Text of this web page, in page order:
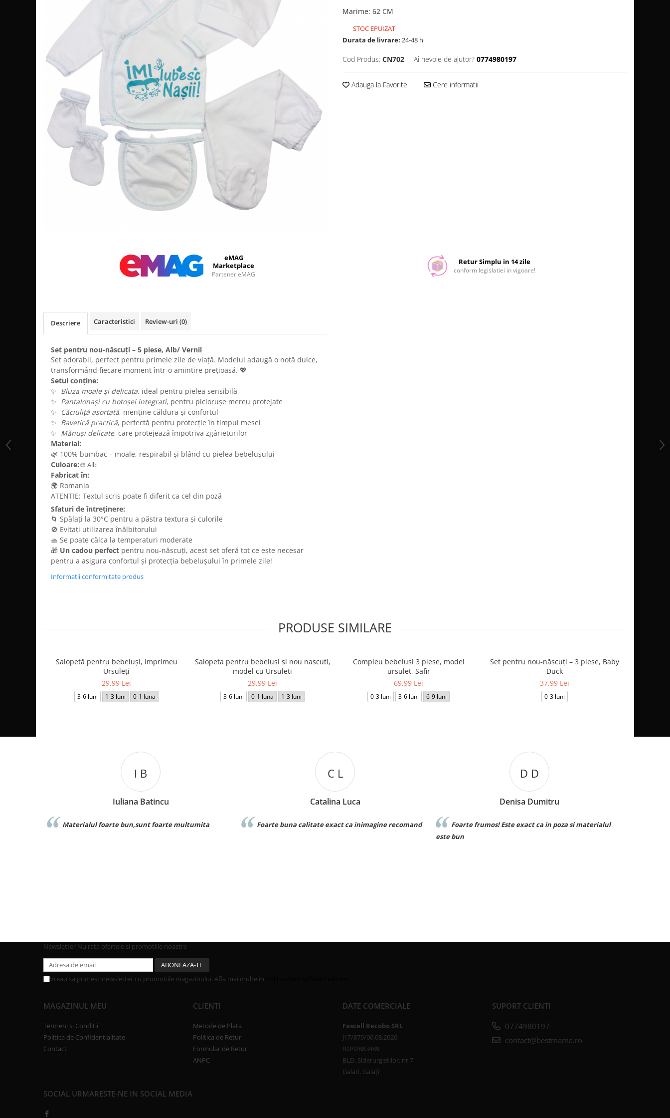
Facebook
Marime: 62 CM
STOC EPUIZAT
Durata de livrare: 24-48 h
Cod Produs: CN702 Ai nevoie de ajutor? 0774980197
Adauga la Favorite Cere informatii
eMAG
Marketplace
Partener eMAG
Retur Simplu in 14 zile
conform legislatiei in vigoare!
Descriere Caracteristici Review-uri (0)
Set pentru nou-născuți – 5 piese, Alb/ Vernil
Set adorabil, perfect pentru primele zile de viață. Modelul adaugă o notă dulce,
transformând fiecare moment într-o amintire prețioasă. 💖
Setul conține:
✨ Bluza moale și delicata, ideal pentru pielea sensibilă
✨ Pantalonași cu botoșei integrati, pentru piciorușe mereu protejate
✨ Căciuliță asortată, menține căldura și confortul
✨ Bavetică practică, perfectă pentru protecție în timpul mesei
✨ Mănuși delicate, care protejează împotriva zgârieturilor
Material:
🌿 100% bumbac – moale, respirabil și blând cu pielea bebelușului
Culoare:🎨 Alb
Fabricat în:
🌍 Romania
ATENTIE: Textul scris poate fi diferit ca cel din poză
Sfaturi de întreținere:
🌀 Spălați la 30°C pentru a păstra textura și culorile
🚫 Evitați utilizarea înălbitorului
🧺 Se poate călca la temperaturi moderate
🎁 Un cadou perfect pentru nou-născuți, acest set oferă tot ce este necesar
pentru a asigura confortul și protecția bebelușului în primele zile!
Informatii conformitate produs
PRODUSE SIMILARE
Salopetă pentru bebeluși, imprimeu
Ursuleți
29,99 Lei
3-6 luni 1-3 luni 0-1 luna
Salopeta pentru bebelusi si nou nascuti,
model cu Ursuleti
29,99 Lei
3-6 luni 0-1 luna 1-3 luni
Compleu bebelusi 3 piese, model
ursulet, Safir
69,99 Lei
0-3 luni 3-6 luni 6-9 luni
Set pentru nou-născuți – 3 piese, Baby
Duck
37,99 Lei
0-3 luni
foarte multumita Foarte buna calitate exact ca inimagine recomand
Foarte frumos! Este exact ca in poza si materialul
Sunt superbe! Le ador. ❤️
Newsletter Nu rata ofertele si promotiile noastre
Vreau sa primesc newsletter cu promotiile magazinului. Afla mai multe in
MAGAZINUL MEU
Termeni si Conditii
Politica de Confidentialitate
Contact
CLIENTI
Metode de Plata
Politica de Retur
Formular de Retur
ANPC
DATE COMERCIALE
Fascell Recobo SRL
J17/879/06.08.2020
RO42883489
BLD. Siderurgistilor, nr 7
Galati, Galați
SUPORT CLIENTI
0774980197
contact@bestmama.ro
SOCIAL URMARESTE-NE IN SOCIAL MEDIA